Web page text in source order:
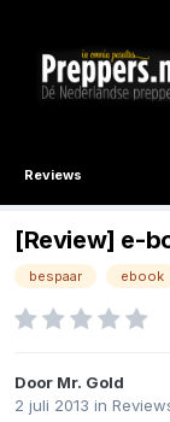
Reviews
[Review] e-
bespaar ebook
Door Mr. Gold
2 juli 2013 in